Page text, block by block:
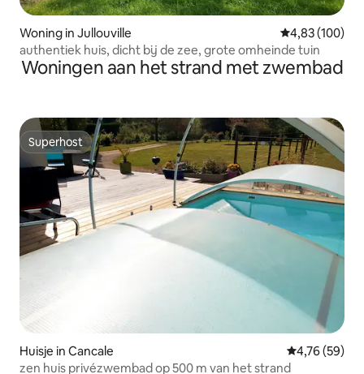
Woning in Jullouville Gemiddelde
4,83 (100)
authentiek huis, dicht bij de zee, grote omheinde tuin
Woningen aan het strand met zwembad
Superhost
Superhost
Huisje in Cancale Gemiddelde
4,76 (59)
zen huis privézwembad op 500 m van het strand